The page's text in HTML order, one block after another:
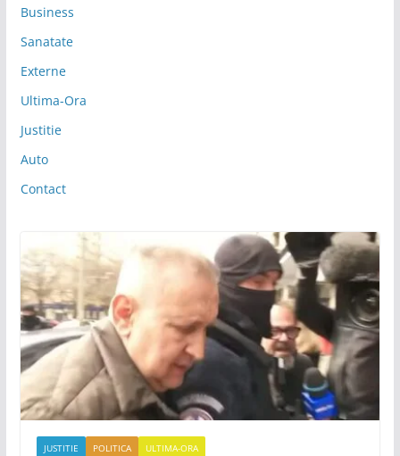
Business
Sanatate
Externe
Ultima-Ora
Justitie
Auto
Contact
JUSTITIE POLITICA ULTIMA-ORA